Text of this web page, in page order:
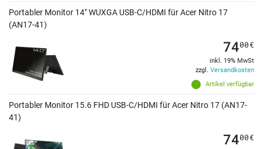
Portabler Monitor 14" WUXGA USB-C/HDMI für Acer Nitro 17
(AN17-41)
Artikel verfügbar
7400€
inkl. 19% MwSt
zzgl. Versandkosten
Portabler Monitor 15.6 FHD USB-C/HDMI für Acer Nitro 17 (AN17-
41)
7400€